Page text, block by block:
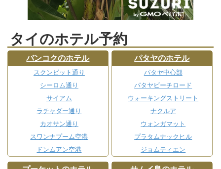
タイのホテル予約
バンコクのホテル
スクンビット通り
シーロム通り
サイアム
ラチャダー通り
カオサン通り
スワンナプーム空港
ドンムアン空港
パタヤのホテル
パタヤ中心部
パタヤビーチロード
ウォーキングストリート
ナクルア
ウォンガマット
プラタムナックヒル
ジョムティエン